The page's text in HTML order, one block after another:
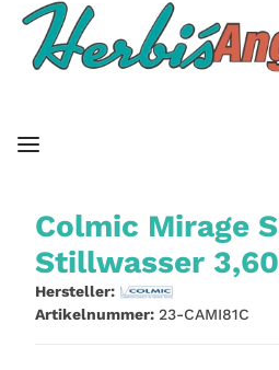
Colmic Mirage
Stillwasser
Hersteller:
Artikelnummer: 23-CAMI81C